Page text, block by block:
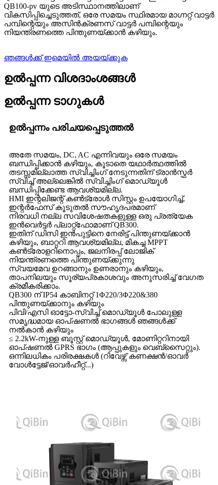
QB100-pv യുടെ അടിസ്ഥാനത്തിലാണ്
വികസിപ്പിച്ചെടുത്തത്, ഒരേ സമയം സ്ഥിരമായ മാഗ്നറ്റ് വാട്ടർ
പമ്പിന്റെയും അസിൻക്രണസ് വാട്ടർ പമ്പിന്റെയും
നിയന്ത്രണത്തെ പിന്തുണയ്ക്കാൻ കഴിയും.
ഞങ്ങൾക്ക് ഇമെയിൽ അയയ്ക്കുക
ഉൽപ്പന്ന വിശദാംശങ്ങൾ
ഉൽപ്പന്ന ടാഗുകൾ
ഉൽപ്പന്നം പരിചയപ്പെടുത്തൽ
അതേ സമയം, DC, AC എന്നിവയും ഒരേ സമയം
ബന്ധിപ്പിക്കാൻ കഴിയും, കൂടാതെ യഥാർത്ഥത്തിൽ
തടസ്സമില്ലാത്ത സ്വിച്ചിംഗ് നേടുന്നതിന് ട്രാൻസ്ഫർ
സ്വിച്ച് അല്ലെങ്കിൽ സ്വിച്ചിംഗ് മൊഡ്യൂൾ
ബന്ധിപ്പിക്കേണ്ട ആവശ്യമില്ല.
HMI ഇന്റലിജന്റ് കൺട്രോൾ സിസ്റ്റം ഉപയോഗിച്ച്,
ഇന്റർഫേസ് കൂടുതൽ സൗഹൃദപരമാണ്
നിരവധി നല്ല സവിശേഷതകളുള്ള ഒരു പ്രത്യേക
ഇൻവെർട്ടർ പ്ലാറ്റ്‌ഫോമാണ് QB300.
ഇതിന് ഡിസി ഇൻപുട്ടിനെ നേരിട്ട് പിന്തുണയ്ക്കാൻ
കഴിയും, ബാറ്ററി ആവശ്യമില്ല, മികച്ച MPPT
കൺട്രോളറിനൊപ്പം, ജലനിരപ്പ് ലോജിക്
നിയന്ത്രണത്തെ പിന്തുണയ്ക്കുന്നു
സ്വയമേവ ഉറങ്ങാനും ഉണരാനും കഴിയും,
താപനിലയും സൂര്യപ്രകാശവും അനുസരിച്ച് വേഗത
ക്രമീകരിക്കാം.
QB300 ന് IP54 കാബിനറ്റ് 1Φ220/3Φ220&380
പിന്തുണയ്ക്കാനും കഴിയും
പിവി/എസി ഓട്ടോ-സ്വിച്ച് മൊഡ്യൂൾ പോലുള്ള
സമൃദ്ധമായ ഓപ്ഷണൽ ഭാഗങ്ങൾ ഞങ്ങൾക്ക്
നൽകാൻ കഴിയും
≤ 2.2kW-നുള്ള ബൂസ്റ്റ് മൊഡ്യൂൾ, മോണിറ്ററിനായി
ഓപ്‌ഷണൽ GPRS ഭാഗം (ആപ്പുകളും വെബ്‌സൈറ്റും).
ഒന്നിലധികം പരിരക്ഷകൾ (റിവേഴ്സ് കണക്ഷൻ/ഓവർ
വോൾട്ടേജ്/ഓവർഹീറ്റ്...)